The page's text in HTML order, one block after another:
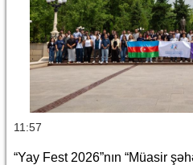
11:57
“Yay Fest 2026”nın “Müasir